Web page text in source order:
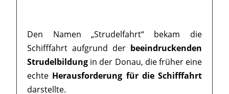
Den Namen „Strudelfahrt“ bekam die
Schifffahrt aufgrund der beeindruckenden
Strudelbildung in der Donau, die früher eine
echte Herausforderung für die Schifffahrt
darstellte.